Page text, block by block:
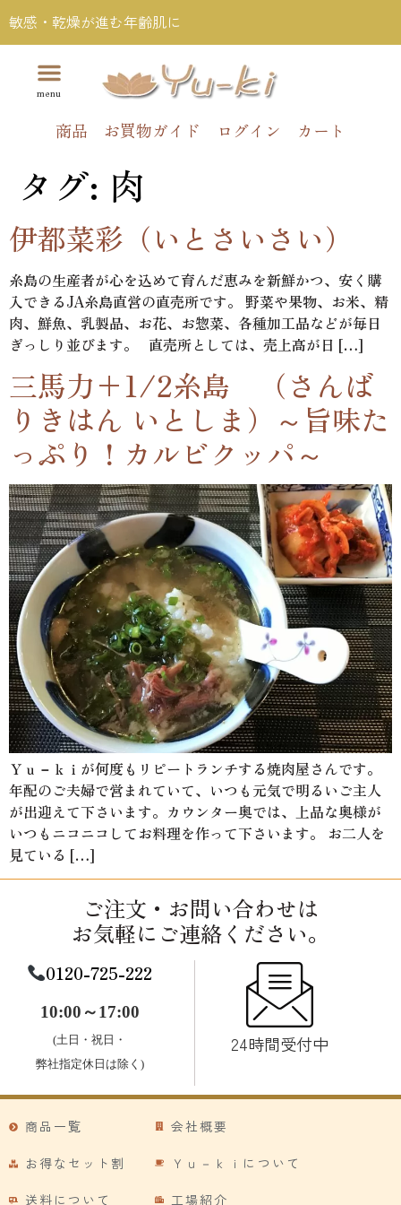
敏感・乾燥が進む年齢肌に
商品 お買物ガイド ログイン カート
タグ: 肉
伊都菜彩（いとさいさい）
糸島の生産者が心を込めて育んだ恵みを新鮮かつ、安く購
入できるJA糸島直営の直売所です。 野菜や果物、お米、精
肉、鮮魚、乳製品、お花、お惣菜、各種加工品などが毎日
ぎっしり並びます。 直売所としては、売上高が日 […]
三馬力+1/2糸島 （さんば
りきはん いとしま）～旨味た
っぷり！カルビクッパ～
Ｙｕ－ｋｉが何度もリピートランチする焼肉屋さんです。
年配のご夫婦で営まれていて、いつも元気で明るいご主人
が出迎えて下さいます。カウンター奥では、上品な奥様が
いつもニコニコしてお料理を作って下さいます。 お二人を
見ている […]
ご注文・お問い合わせは
お気軽にご連絡ください。
0120-725-222
10:00～17:00
(土日・祝日・
弊社指定休日は除く)
24時間受付中
商品一覧
お得なセット割
送料について
会社概要
Ｙｕ－ｋｉについて
工場紹介